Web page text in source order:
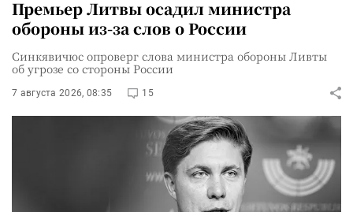
Премьер Литвы осадил министра
обороны из-за слов о России
Синкявичюс опроверг слова министра обороны Ливты
об угрозе со стороны России
7 августа 2026, 08:35 15